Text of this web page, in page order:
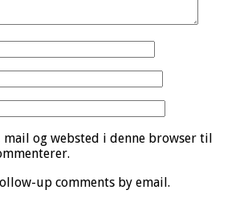
mail og websted i denne browser til
up comments by email.